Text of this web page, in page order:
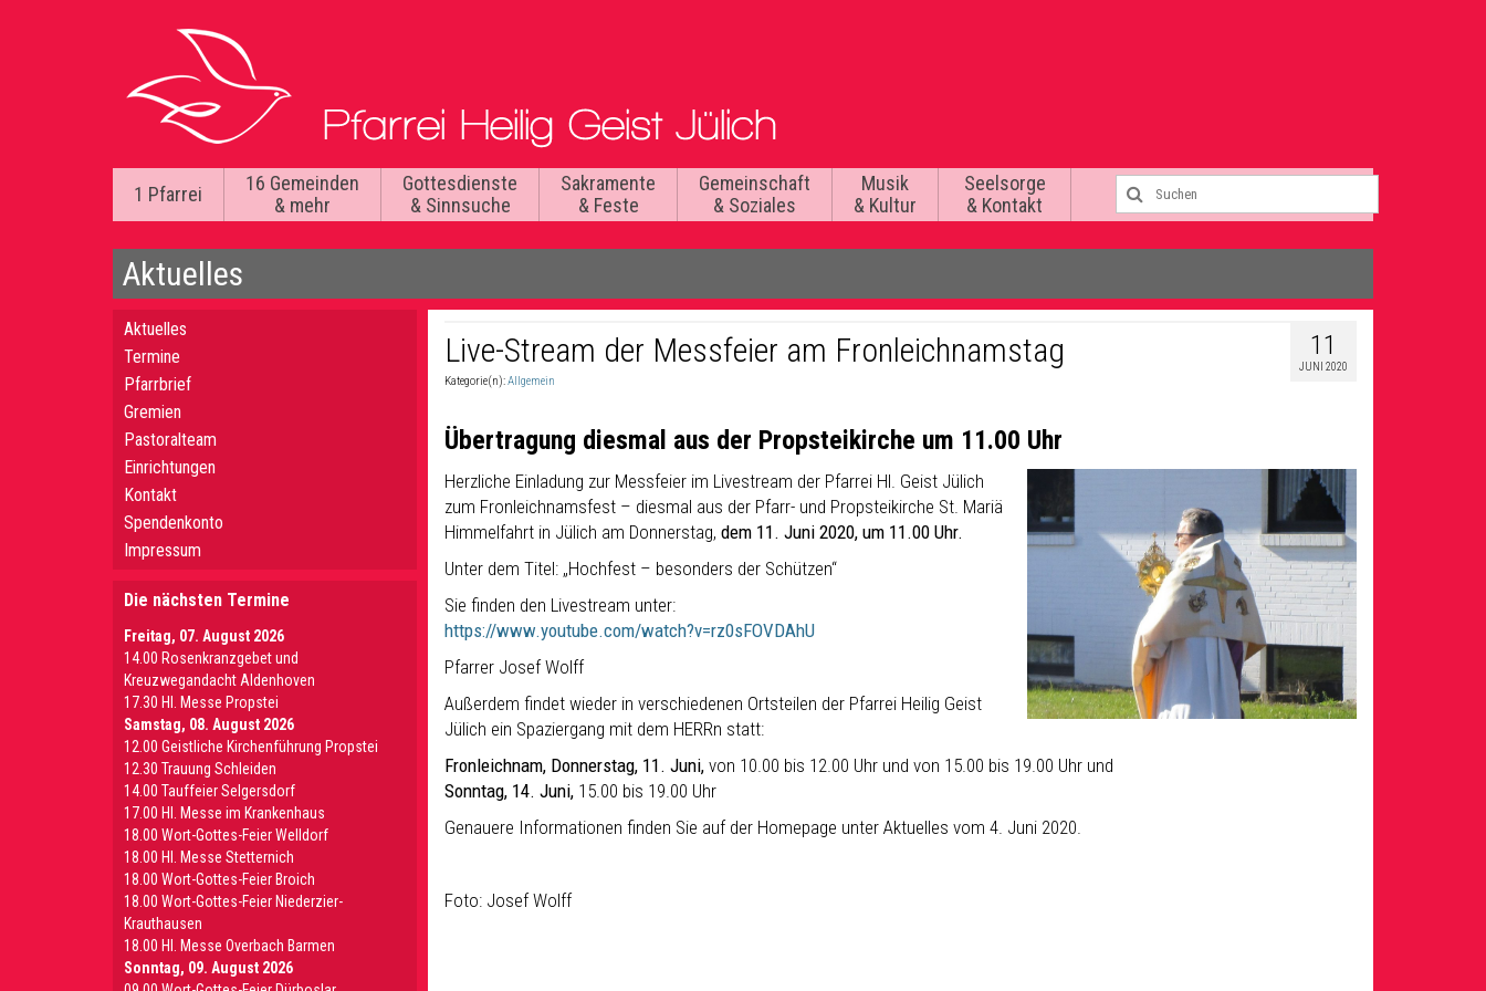
1 Pfarrei
16 Gemeinden
& mehr
Gottesdienste
& Sinnsuche
Sakramente
& Feste
Gemeinschaft
& Soziales
Musik
& Kultur
Seelsorge
& Kontakt
Aktuelles
11
JUNI 2020
Live-Stream der Messfeier am Fronleichnamstag
Kategorie(n):Allgemein
Übertragung diesmal aus der Propsteikirche um 11.00 Uhr
Herzliche Einladung zur Messfeier im Livestream der Pfarrei Hl. Geist Jülich
zum Fronleichnamsfest – diesmal aus der Pfarr- und Propsteikirche St. Mariä
Himmelfahrt in Jülich am Donnerstag, dem 11. Juni 2020, um 11.00 Uhr.
Unter dem Titel: „Hochfest – besonders der Schützen“
Sie finden den Livestream unter:
https://www.youtube.com/watch?v=rz0sFOVDAhU
Pfarrer Josef Wolff
Außerdem findet wieder in verschiedenen Ortsteilen der Pfarrei Heilig Geist
Jülich ein Spaziergang mit dem HERRn statt:
Fronleichnam, Donnerstag, 11. Juni, von 10.00 bis 12.00 Uhr und von 15.00 bis 19.00 Uhr und
Sonntag, 14. Juni, 15.00 bis 19.00 Uhr
Genauere Informationen finden Sie auf der Homepage unter Aktuelles vom 4. Juni 2020.
Foto: Josef Wolff
Aktuelles
Termine
Pfarrbrief
Gremien
Pastoralteam
Einrichtungen
Kontakt
Spendenkonto
Impressum
Die nächsten Termine
Freitag, 07. August 2026
14.00 Rosenkranzgebet und
Kreuzwegandacht Aldenhoven
17.30 Hl. Messe Propstei
Samstag, 08. August 2026
12.00 Geistliche Kirchenführung Propstei
12.30 Trauung Schleiden
14.00 Tauffeier Selgersdorf
17.00 Hl. Messe im Krankenhaus
18.00 Wort-Gottes-Feier Welldorf
18.00 Hl. Messe Stetternich
18.00 Wort-Gottes-Feier Broich
18.00 Wort-Gottes-Feier Niederzier-
Krauthausen
18.00 Hl. Messe Overbach Barmen
Sonntag, 09. August 2026